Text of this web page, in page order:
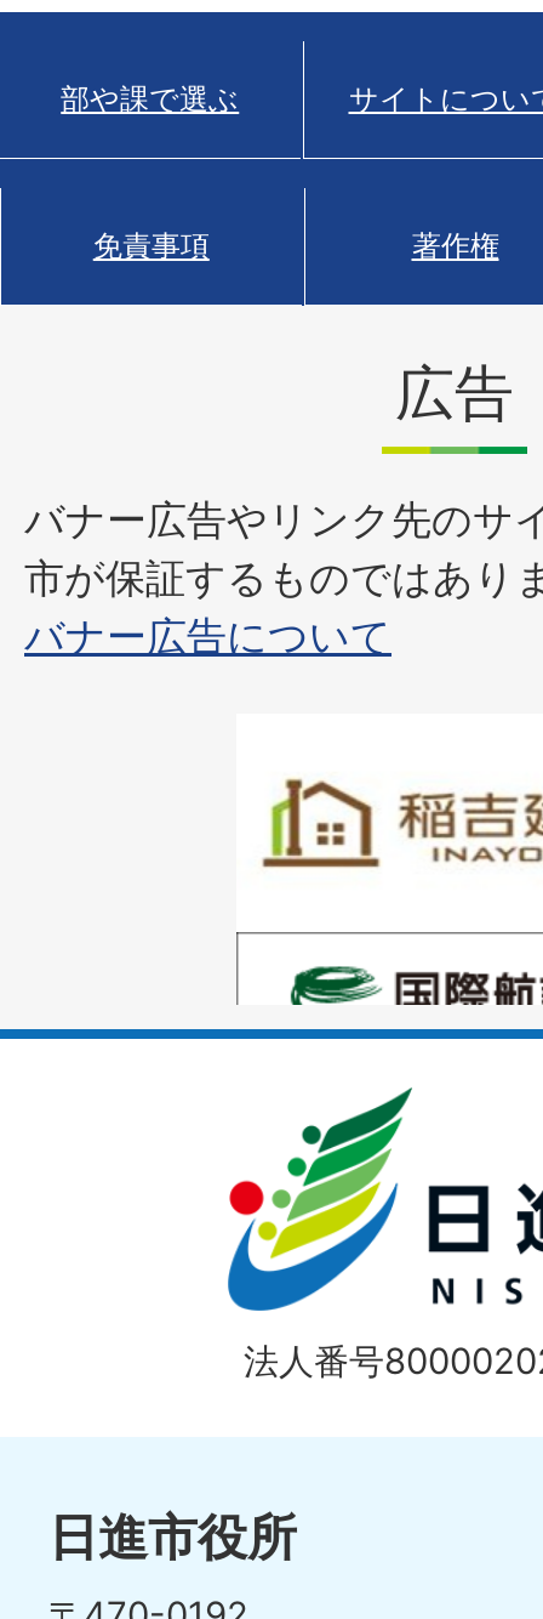
部や課で選ぶ サイトについ
免責事項 著作権
広告
バナー広告やリンク先のサ
市が保証するものではあり
バナー広告について
枚
目
ラ
枚
ス
ラ
イ
ド
1
枚
目
の
イ
目
の
法人番号
日進市役所